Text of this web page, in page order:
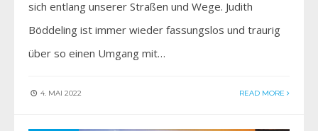
sich entlang unserer Straßen und Wege. Judith
Böddeling ist immer wieder fassungslos und traurig
über so einen Umgang mit…
4. MAI 2022 READ MORE